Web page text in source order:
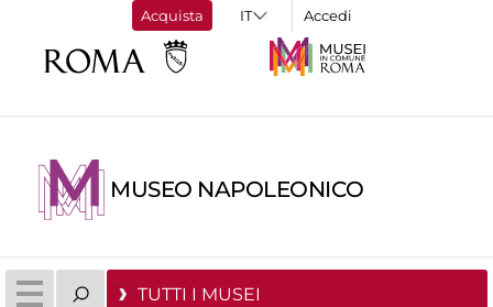
Acquista Accedi
MUSEO NAPOLEONICO
TUTTI I MUSEI